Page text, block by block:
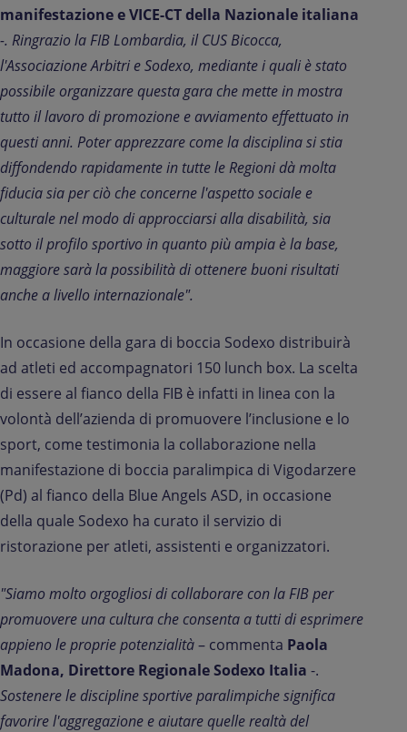
manifestazione e VICE-CT della Nazionale italiana
-. Ringrazio la FIB Lombardia, il CUS Bicocca,
l'Associazione Arbitri e Sodexo, mediante i quali è stato
possibile organizzare questa gara che mette in mostra
tutto il lavoro di promozione e avviamento effettuato in
questi anni. Poter apprezzare come la disciplina si stia
diffondendo rapidamente in tutte le Regioni dà molta
fiducia sia per ciò che concerne l'aspetto sociale e
culturale nel modo di approcciarsi alla disabilità, sia
sotto il profilo sportivo in quanto più ampia è la base,
maggiore sarà la possibilità di ottenere buoni risultati
anche a livello internazionale".
In occasione della gara di boccia Sodexo distribuirà
ad atleti ed accompagnatori 150 lunch box. La scelta
di essere al fianco della FIB è infatti in linea con la
volontà dell’azienda di promuovere l’inclusione e lo
sport, come testimonia la collaborazione nella
manifestazione di boccia paralimpica di Vigodarzere
(Pd) al fianco della Blue Angels ASD, in occasione
della quale Sodexo ha curato il servizio di
ristorazione per atleti, assistenti e organizzatori.
"Siamo molto orgogliosi di collaborare con la FIB per
promuovere una cultura che consenta a tutti di esprimere
appieno le proprie potenzialità– commenta Paola
Madona, Direttore Regionale Sodexo Italia -.
Sostenere le discipline sportive paralimpiche significa
favorire l'aggregazione e aiutare quelle realtà del